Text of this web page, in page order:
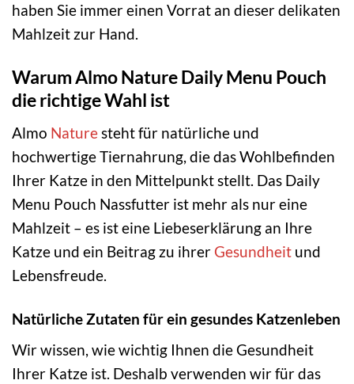
haben Sie immer einen Vorrat an dieser delikaten
Mahlzeit zur Hand.
Warum Almo Nature Daily Menu Pouch
die richtige Wahl ist
Almo Naturesteht für natürliche und
hochwertige Tiernahrung, die das Wohlbefinden
Ihrer Katze in den Mittelpunkt stellt. Das Daily
Menu Pouch Nassfutter ist mehr als nur eine
Mahlzeit – es ist eine Liebeserklärung an Ihre
Katze und ein Beitrag zu ihrer Gesundheit und
Lebensfreude.
Natürliche Zutaten für ein gesundes Katzenleben
Wir wissen, wie wichtig Ihnen die Gesundheit
Ihrer Katze ist. Deshalb verwenden wir für das